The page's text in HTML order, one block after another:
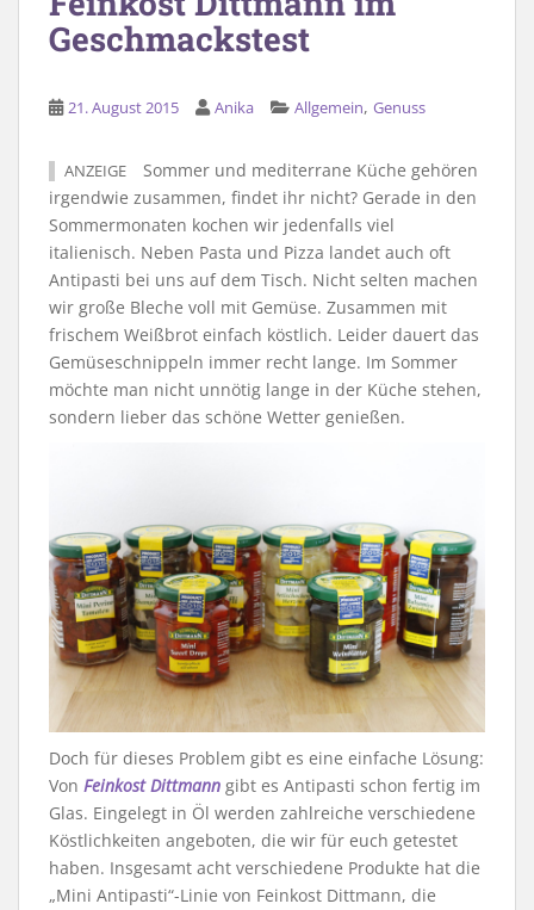
Geschmackstest
21. August 2015 Anika Allgemein, Genuss
ANZEIGE
Sommer und mediterrane Küche gehören
irgendwie zusammen, findet ihr nicht? Gerade in den
Sommermonaten kochen wir jedenfalls viel
italienisch. Neben Pasta und Pizza landet auch oft
Antipasti bei uns auf dem Tisch. Nicht selten machen
wir große Bleche voll mit Gemüse. Zusammen mit
frischem Weißbrot einfach köstlich. Leider dauert das
Gemüseschnippeln immer recht lange. Im Sommer
möchte man nicht unnötig lange in der Küche stehen,
sondern lieber das schöne Wetter genießen.
Doch für dieses Problem gibt es eine einfache Lösung:
Von Feinkost Dittmann gibt es Antipasti schon fertig im
Glas. Eingelegt in Öl werden zahlreiche verschiedene
Köstlichkeiten angeboten, die wir für euch getestet
haben. Insgesamt acht verschiedene Produkte hat die
„Mini Antipasti“-Linie von Feinkost Dittmann, die